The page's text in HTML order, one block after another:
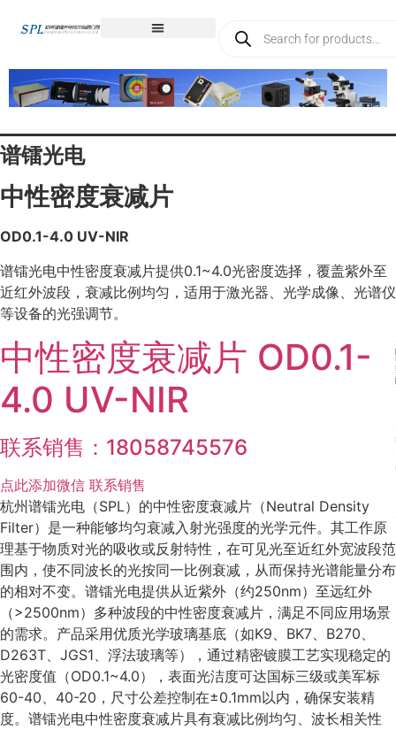
谱镭光电
中性密度衰减片
OD0.1-4.0 UV-NIR
谱镭光电中性密度衰减片提供0.1~4.0光密度选择，覆盖紫外至
近红外波段，衰减比例均匀，适用于激光器、光学成像、光谱仪
等设备的光强调节。
中性密度衰减片 OD0.1-
4.0 UV-NIR
联系销售：18058745576
点此添加微信 联系销售
杭州谱镭光电（SPL）的中性密度衰减片（Neutral Density
Filter）是一种能够均匀衰减入射光强度的光学元件。其工作原
理基于物质对光的吸收或反射特性，在可见光至近红外宽波段范
围内，使不同波长的光按同一比例衰减，从而保持光谱能量分布
的相对不变。谱镭光电提供从近紫外（约250nm）至远红外
（>2500nm）多种波段的中性密度衰减片，满足不同应用场景
的需求。产品采用优质光学玻璃基底（如K9、BK7、B270、
D263T、JGS1、浮法玻璃等），通过精密镀膜工艺实现稳定的
光密度值（OD0.1~4.0），表面光洁度可达国标三级或美军标
60-40、40-20，尺寸公差控制在±0.1mm以内，确保安装精
度。谱镭光电中性密度衰减片具有衰减比例均匀、波长相关性